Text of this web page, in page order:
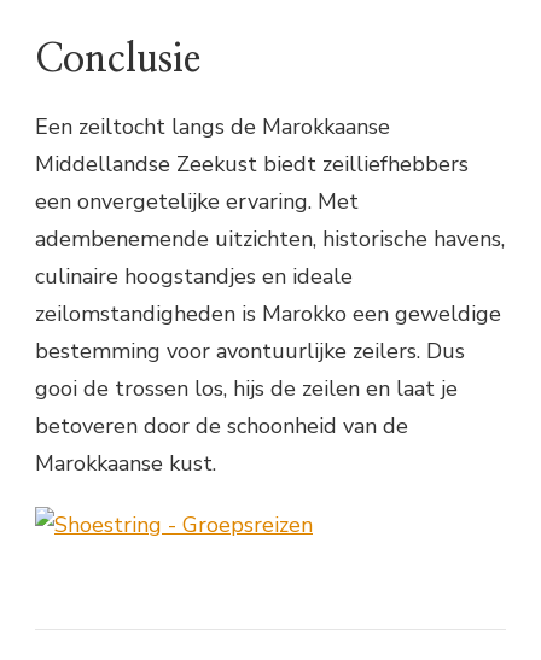
Conclusie
Een zeiltocht langs de Marokkaanse
Middellandse Zeekust biedt zeilliefhebbers
een onvergetelijke ervaring. Met
adembenemende uitzichten, historische havens,
culinaire hoogstandjes en ideale
zeilomstandigheden is Marokko een geweldige
bestemming voor avontuurlijke zeilers. Dus
gooi de trossen los, hijs de zeilen en laat je
betoveren door de schoonheid van de
Marokkaanse kust.